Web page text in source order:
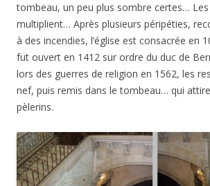
tombeau, un peu plus sombre certes… Les
multiplient… Après plusieurs péripéties,
à des incendies, l’église est consacrée en
fut ouvert en 1412 sur ordre du duc de
lors des guerres de religion en 1562, les
nef, puis remis dans le tombeau… qui
pèlerins.